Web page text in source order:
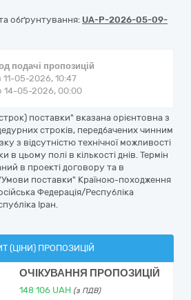
обґрунтування: UA-P-2026-05-09-
подачі пропозицій
11-05-2026, 10:47
14-05-2026, 00:00
поставки" вказана орієнтовна з
строків, передбачених чинним
з відсутністю технічної можливості
в цьому полі в кількості днів. Термін
в проекті договору та в
поставки" Країною-походження
Федерація/Республіка
Іран.
(ЦІНИ) ПРОПОЗИЦІЙ
ОЧІКУВАННЯ ПРОПОЗИЦІЙ
148 106 UAH (з ПДВ)